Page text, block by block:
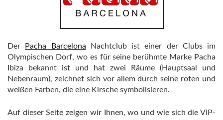
Der Pacha Barcelona Nachtclub ist einer der Clubs im
Olympischen Dorf, wo es für seine berühmte Marke Pacha
Ibiza bekannt ist und hat zwei Räume (Hauptsaal und
Nebenraum), zeichnet sich vor allem durch seine roten und
weißen Farben, die eine Kirsche symbolisieren.
Auf dieser Seite zeigen wir Ihnen, wo und wie sich die VIP-